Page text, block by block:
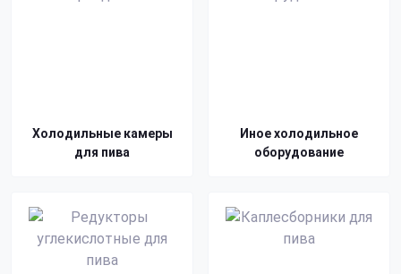
Холодильные камеры
для пива
Иное холодильное
оборудование